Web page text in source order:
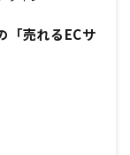
売れるECサ